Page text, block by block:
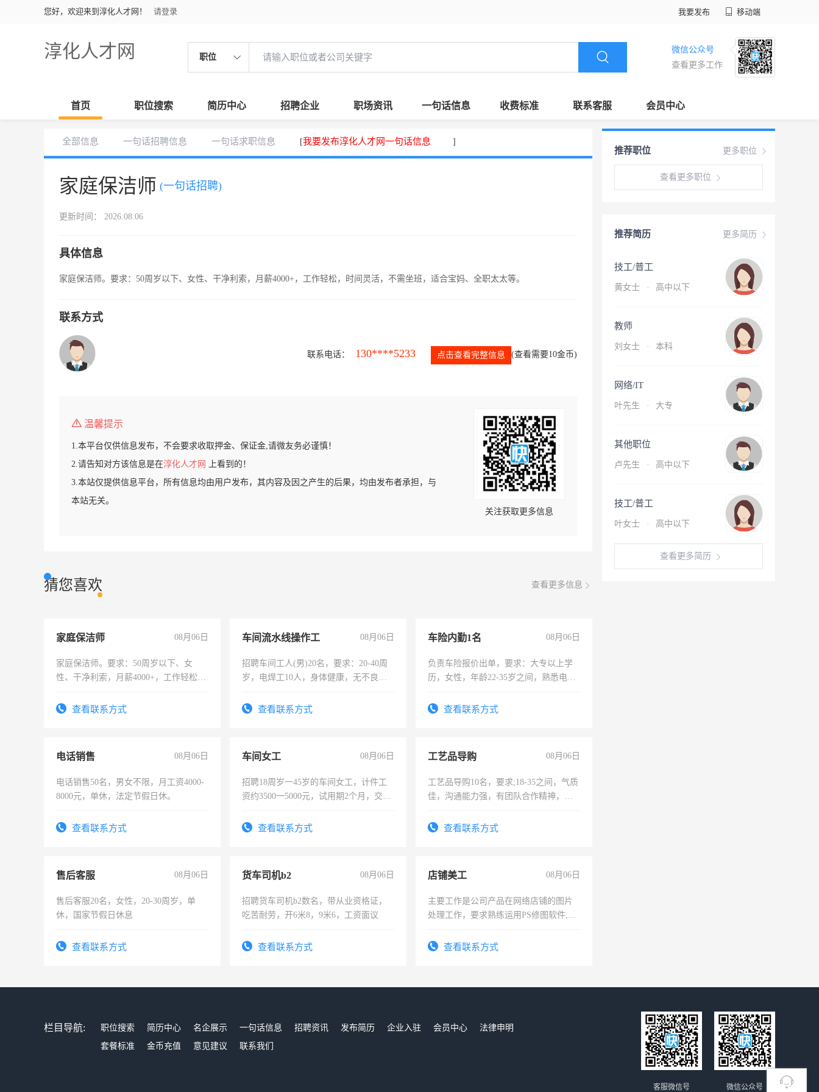
您好，欢迎来到淳化人才网！ 请登录 我要发布 移动端
淳化人才网 职位
微信公众号
查看更多工作
首页 职位搜索 简历中心 招聘企业 职场资讯 一句话信息 收费标准 联系客服 会员中心
全部信息 一句话招聘信息 一句话求职信息 [我要发布淳化人才网一句话信息 ]
家庭保洁师 (一句话招聘)
更新时间： 2026.08.06
具体信息
家庭保洁师。要求：50周岁以下、女性、干净利索，月薪4000+，工作轻松，时间灵活，不需坐班，适合宝妈、全职太太等。
联系方式
联系电话： 130****5233 点击查看完整信息 (查看需要10金币)
温馨提示
1.本平台仅供信息发布，不会要求收取押金、保证金,请微友务必谨慎！
2.请告知对方该信息是在淳化人才网
上看到的！
3.本站仅提供信息平台，所有信息均由用户发布，其内容及因之产生的后果，均由发布者承担，与
本站无关。
关注获取更多信息
猜您喜欢 查看更多信息
家庭保洁师 08月06日
家庭保洁师。要求：50周岁以下、女
性、干净利索，月薪4000+，工作轻松，
太太等。查看联系方式
车间流水线操作工 08月06日
招聘车间工人(男)20名，要求：20-40周
岁，电焊工10人，身体健康，无不良嗜
宿，免费发放劳保用品，两班倒，每月
查看联系方式
车险内勤1名 08月06日
负责车险报价出单，要求：大专以上学
历，女性，年龄22-35岁之间，熟悉电脑
试用期1-3个月，转正后交纳五险，
查看联系方式
电话销售 08月06日
电话销售50名，男女不限，月工资4000-
8000元，单休，法定节假日休。
查看联系方式
车间女工 08月06日
招聘18周岁一45岁的车间女工，计件工
资约3500一5000元，试用期2个月，交五
查看联系方式
工艺品导购 08月06日
工艺品导购10名，要求;18-35之间，气质
佳，沟通能力强，有团队合作精神，有
查看联系方式
售后客服 08月06日
售后客服20名，女性，20-30周岁，单
休，国家节假日休息
查看联系方式
货车司机b2 08月06日
招聘货车司机b2数名，带从业资格证，
吃苦耐劳，开6米8，9米6，工资面议
查看联系方式
店铺美工 08月06日
主要工作是公司产品在网络店铺的图片
处理工作，要求熟练运用PS修图软件,工
查看联系方式
更多职位
推荐职位
查看更多职位
更多简历
推荐简历
技工/普工
黄女士 · 高中以下
教师
刘女士 · 本科
网络/IT
叶先生 · 大专
其他职位
卢先生 · 高中以下
技工/普工
叶女士 · 高中以下
查看更多简历
栏目导航: 职位搜索 简历中心 名企展示 一句话信息 招聘资讯 发布简历 企业入驻 会员中心
法律申明
套餐标准
金币充值 意见建议 联系我们
微信公众号
客服微信号